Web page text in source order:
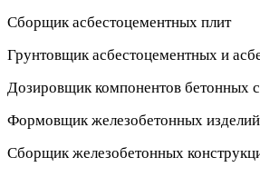
Сборщик асбестоцементных плит
Грунтовщик асбестоцементных и
Дозировщик компонентов бетонных
Формовщик железобетонных
Сборщик железобетонных